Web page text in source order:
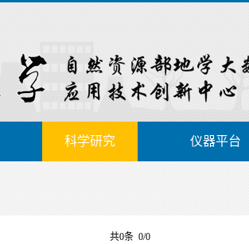
科学研究 仪器平台
共0条 0/0